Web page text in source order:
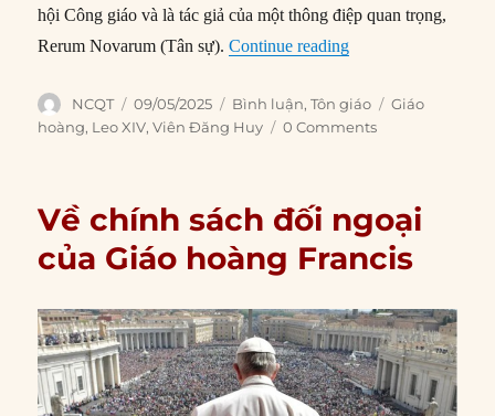
hội Công giáo và là tác giả của một thông điệp quan trọng,
Rerum Novarum (Tân sự).Continue reading“Ý nghĩa của việc
Author
NCQT
Posted
on
09/05/2025 Categories
Bình luận,Tôn giáo Tags
Giáo
hoàng, Leo XIV,Viên Đăng Huy 0 Comments
Về chính sách đối ngoại
của Giáo hoàng Francis